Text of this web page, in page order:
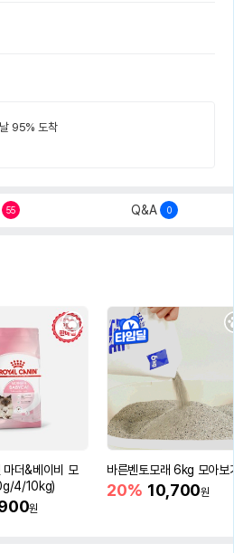
95% 도착
55 Q&A 0
마더&베이비 모
4/10kg)
원
바른벤토모래 6kg 모아보기
20% 10,700원